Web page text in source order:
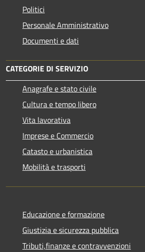
Politici
Personale Amministrativo
Documenti e dati
CATEGORIE DI SERVIZIO
Anagrafe e stato civile
Cultura e tempo libero
Vita lavorativa
Imprese e Commercio
Catasto e urbanistica
Mobilità e trasporti
Educazione e formazione
Giustizia e sicurezza pubblica
Tributi,finanze e contravvenzioni